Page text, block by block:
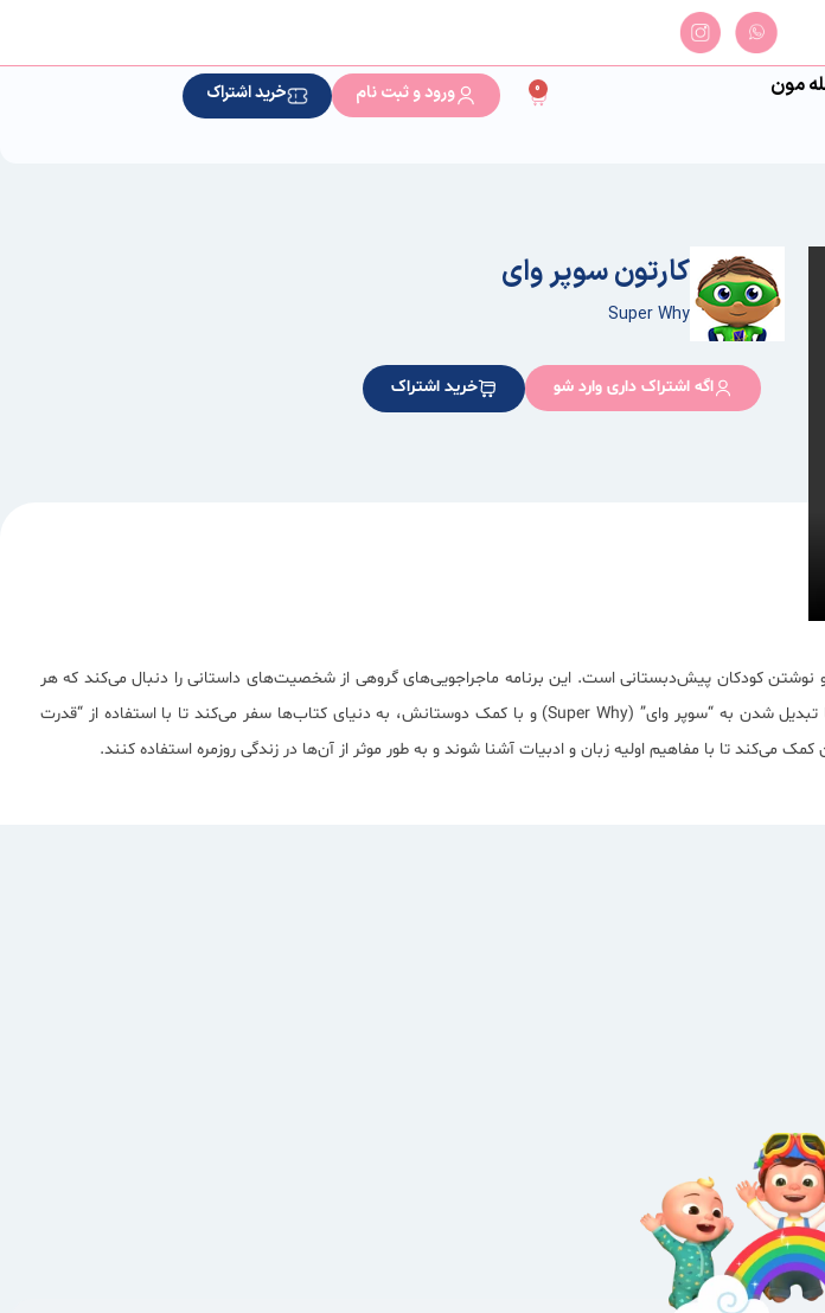
مون 0 ورود و ثبت نام خرید اشتراک
کارتون سوپر وای
Super Why
اگه اشتراک داری وارد شو خرید اشتراک
کودکان پیش‌دبستانی است. این برنامه ماجراجویی‌های گروهی از شخصیت‌های داستانی را دنبال می‌کند که هر
کدام توانایی‌های خاصی در حل مشکلات با استفاده از کلمات و ادبیات دارند. قهرمان اصلی، وایات (Wyatt)، با تبدیل شدن به “سوپر وای” (Super Why) و با کمک دوستانش، به دنیای کتاب‌ها سفر می‌کند تا با استفاده از “قدرت
تا با مفاهیم اولیه زبان و ادبیات آشنا شوند و به طور موثر از آن‌ها در زندگی روزمره استفاده کنند.